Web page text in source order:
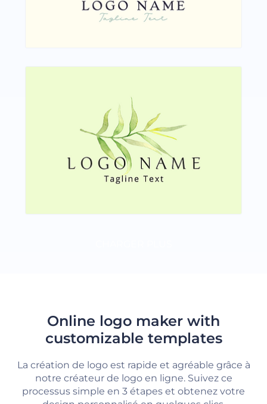
Online logo maker with
customizable templates
La création de logo est rapide et agréable grâce à
notre créateur de logo en ligne. Suivez ce
processus simple en 3 étapes et obtenez votre